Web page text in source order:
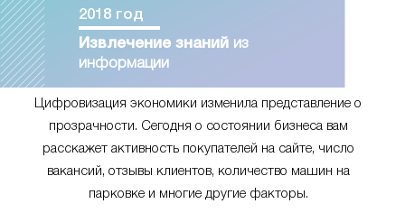
2018 год
Извлечение знаний из
информации
Цифровизация экономики изменила представление о
прозрачности. Сегодня о состоянии бизнеса вам
расскажет активность покупателей на сайте, число
вакансий, отзывы клиентов, количество машин на
парковке и многие другие факторы.